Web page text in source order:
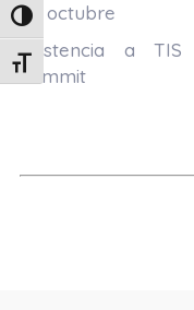
Alternar alto contraste
Alternar tamaño de letra
de octubre
Asistencia aTIS
Summit 22